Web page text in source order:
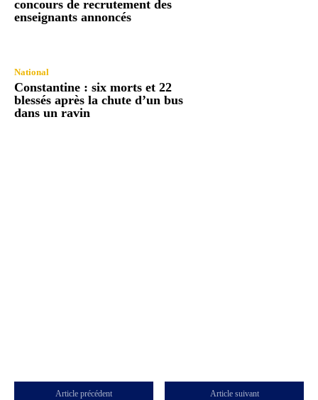
concours de recrutement des
enseignants annoncés
National
Constantine : six morts et 22
blessés après la chute d’un bus
dans un ravin
Article précédent Article suivant